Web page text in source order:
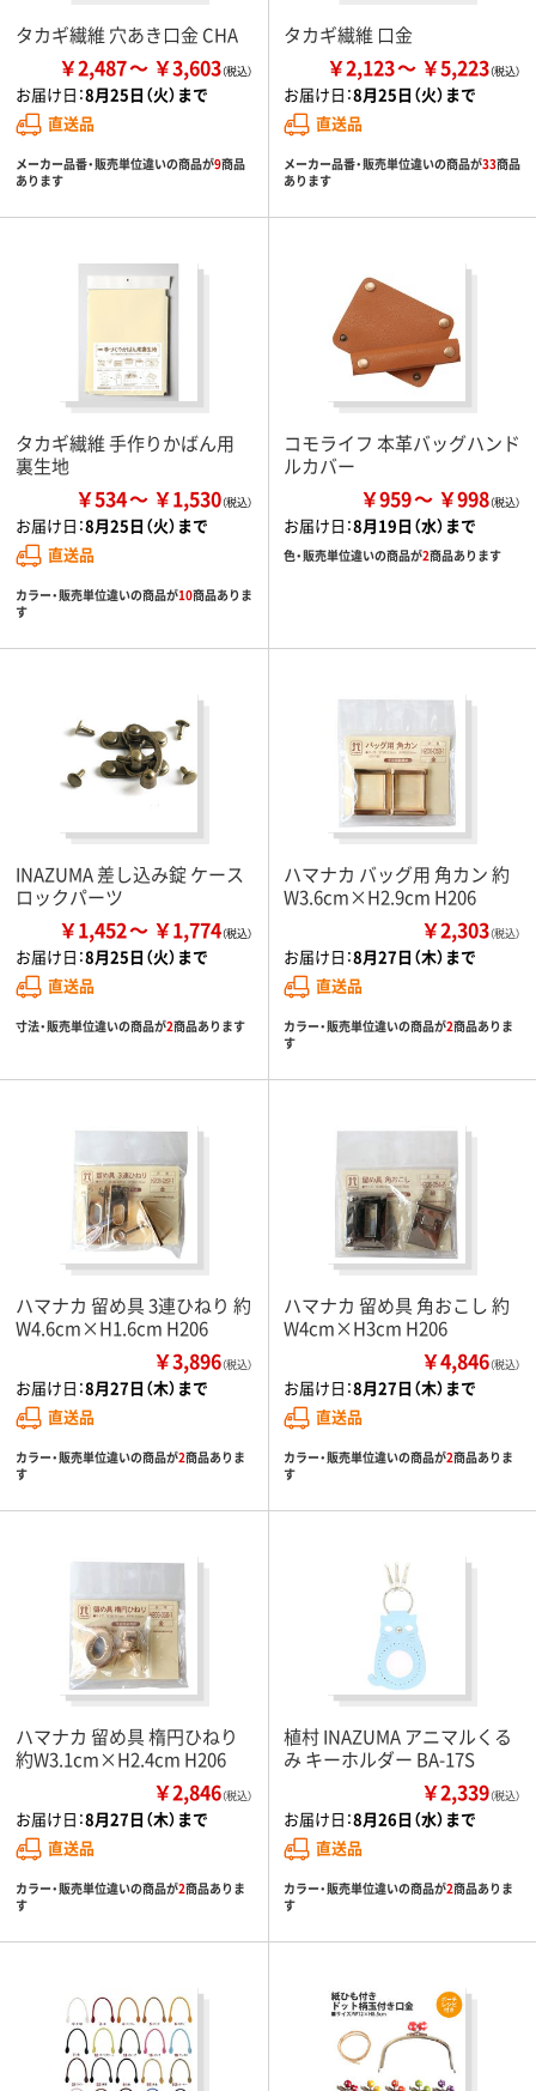
タカギ繊維 穴あき口金 CHA
￥2,487 ￥3,603
お届け日：8月25日（火）まで
直送品
メーカー品番・販売単位違いの商品が9商品
あります
タカギ繊維 口金
￥2,123 ￥5,223
お届け日：8月25日（火）まで
直送品
メーカー品番・販売単位違いの商品が33商品
あります
タカギ繊維 手作りかばん用
裏生地
￥534 ￥1,530
お届け日：8月25日（火）まで
直送品
カラー・販売単位違いの商品が10商品ありま
す
コモライフ 本革バッグハンド
ルカバー
￥959 ￥998
お届け日：8月19日（水）まで
色・販売単位違いの商品が2商品あります
INAZUMA 差し込み錠 ケース
ロックパーツ
￥1,452 ￥1,774
お届け日：8月25日（火）まで
直送品
寸法・販売単位違いの商品が2商品あります
ハマナカ バッグ用 角カン 約
W3.6cm×H2.9cm H206
￥2,303（税込）
お届け日：8月27日（木）まで
直送品
カラー・販売単位違いの商品が2商品ありま
す
ハマナカ 留め具 3連ひねり 約
W4.6cm×H1.6cm H206
￥3,896（税込）
お届け日：8月27日（木）まで
直送品
カラー・販売単位違いの商品が2商品ありま
す
ハマナカ 留め具 角おこし 約
W4cm×H3cm H206
￥4,846（税込）
お届け日：8月27日（木）まで
直送品
カラー・販売単位違いの商品が2商品ありま
す
ハマナカ 留め具 楕円ひねり
約W3.1cm×H2.4cm H206
￥2,846（税込）
お届け日：8月27日（木）まで
直送品
カラー・販売単位違いの商品が2商品ありま
す
植村 INAZUMA アニマルくる
み キーホルダー BA-17S
￥2,339（税込）
お届け日：8月26日（水）まで
直送品
カラー・販売単位違いの商品が2商品ありま
す